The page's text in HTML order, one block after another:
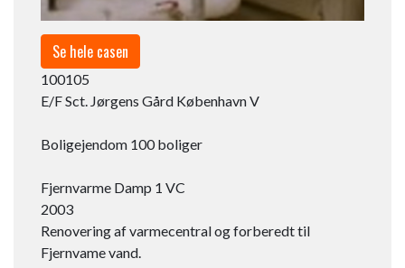
Se hele casen
100105
E/F Sct. Jørgens Gård København V
Boligejendom 100 boliger
Fjernvarme Damp 1 VC​
2003​
Renovering af varmecentral og forberedt til
Fjernvame vand.